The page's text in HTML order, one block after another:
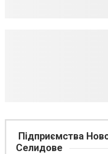
Підприємства
Селидове